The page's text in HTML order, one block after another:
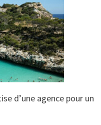
d’une agence pour un